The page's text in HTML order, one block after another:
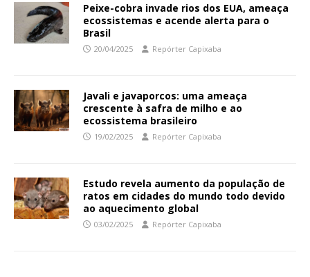
Peixe-cobra invade rios dos EUA, ameaça
ecossistemas e acende alerta para o
Brasil
20/04/2025 Repórter Capixaba
Javali e javaporcos: uma ameaça
crescente à safra de milho e ao
ecossistema brasileiro
19/02/2025 Repórter Capixaba
Estudo revela aumento da população de
ratos em cidades do mundo todo devido
ao aquecimento global
03/02/2025 Repórter Capixaba